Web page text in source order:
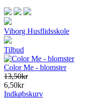
Viborg Husflidsskole
Tilbud
Color Me - blomster
13,50kr
6,50kr
Indkøbskurv